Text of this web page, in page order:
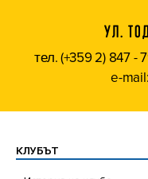
УЛ.
тел. (+359 2) 847 -
e-
КЛУБЪТ